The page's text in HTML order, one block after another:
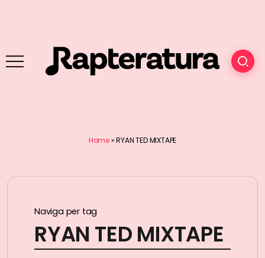
Home»RYAN TED MIXTAPE
Naviga per tag
RYAN TED MIXTAPE